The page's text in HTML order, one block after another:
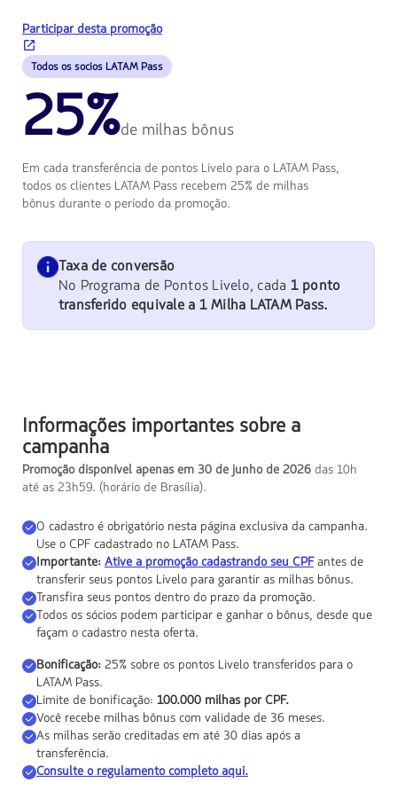
Participar desta promoção
Todos os socios LATAM Pass
25%de milhas bônus
Em cada transferência de pontos Livelo para o LATAM Pass,
todos os clientes LATAM Pass recebem 25% de milhas
bônus durante o período da promoção.
Taxa de conversão
No Programa de Pontos Livelo, cada 1 ponto
transferido equivale a 1 Milha LATAM Pass.
Informações importantes sobre a
campanha
Promoção disponível apenas em 30 de junho de 2026das 10h
até as 23h59. (horário de Brasília).
O cadastro é obrigatório nesta página exclusiva da campanha.
Use o CPF cadastrado no LATAM Pass.
Importante: Ative a promoção cadastrando seu CPFantes de
transferir seus pontos Livelo para garantir as milhas bônus.
Transfira seus pontos dentro do prazo da promoção.
Todos os sócios podem participar e ganhar o bônus, desde que
façam o cadastro nesta oferta.
Bonificação:25% sobre os pontos Livelo transferidos para o
LATAM Pass.
Limite de bonificação: 100.000 milhas por CPF.
Você recebe milhas bônus com validade de 36 meses.
As milhas serão creditadas em até 30 dias após a
transferência.
Consulte o regulamento completo aqui.